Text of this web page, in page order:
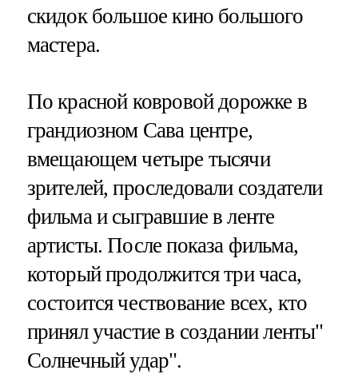
скидок большое кино большого
мастера.
По красной ковровой дорожке в
грандиозном Сава центре,
вмещающем четыре тысячи
зрителей, проследовали создатели
фильма и сыгравшие в ленте
артисты. После показа фильма,
который продолжится три часа,
состоится чествование всех, кто
принял участие в создании ленты"
Солнечный удар".